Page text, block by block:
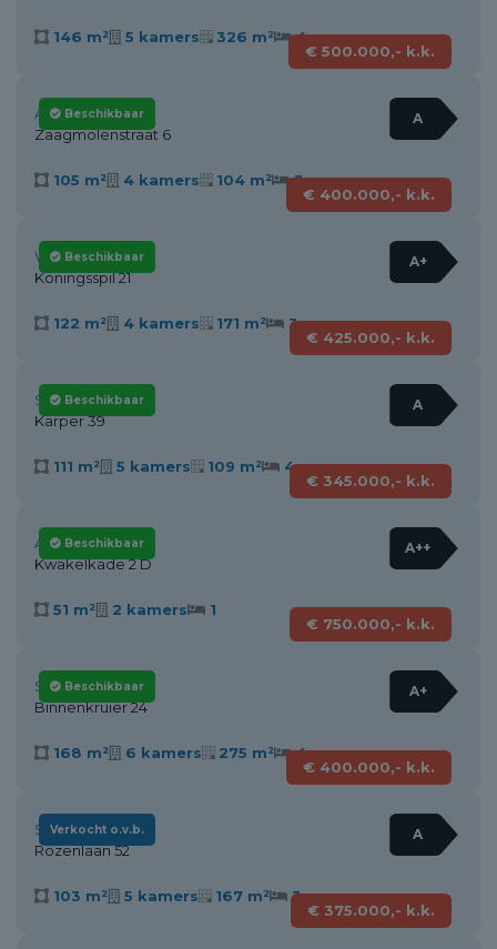
146 m² 5 kamers 326 m² 4
A
Beschikbaar
€ 500.000,- k.k.
Alkmaar
Zaagmolenstraat 6
105 m² 4 kamers 104 m² 3
A+
Beschikbaar
€ 400.000,- k.k.
Wieringerwaard
Koningsspil 21
122 m² 4 kamers 171 m² 3
A
Beschikbaar
€ 425.000,- k.k.
Schagen
Karper 39
111 m² 5 kamers 109 m² 4
A++
Beschikbaar
€ 345.000,- k.k.
Alkmaar
Kwakelkade 2 D
51 m² 2 kamers 1
A+
Beschikbaar
€ 750.000,- k.k.
Stompetoren
Binnenkruier 24
168 m² 6 kamers 275 m² 4
A
Verkocht o.v.b.
€ 400.000,- k.k.
Schagen
Rozenlaan 52
103 m² 5 kamers 167 m² 3
€ 375.000,- k.k.